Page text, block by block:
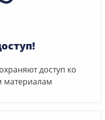
доступ ко